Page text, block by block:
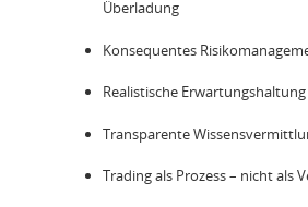
Überladung
Konsequentes
Realistische Erwartungshaltung
Transparente
Trading als Prozess – nicht als